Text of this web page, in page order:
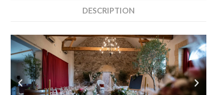
DESCRIPTION